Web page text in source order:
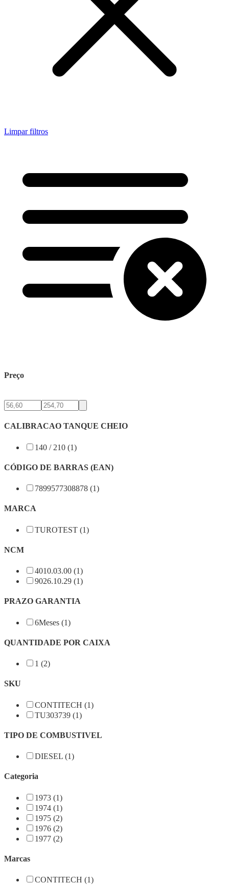
Limpar filtros
Preço
CALIBRACAO TANQUE CHEIO
140 / 210 (1)
CÓDIGO DE BARRAS (EAN)
7899577308878 (1)
MARCA
TUROTEST (1)
NCM
4010.03.00 (1)
9026.10.29 (1)
PRAZO GARANTIA
6Meses (1)
QUANTIDADE POR CAIXA
1 (2)
SKU
CONTITECH (1)
TU303739 (1)
TIPO DE COMBUSTIVEL
DIESEL (1)
Categoria
1973 (1)
1974 (1)
1975 (2)
1976 (2)
1977 (2)
Marcas
CONTITECH (1)